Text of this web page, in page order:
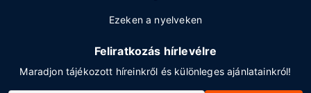
Ezeken a nyelveken
Feliratkozás hírlevélre
Maradjon tájékozott híreinkről és különleges ajánlatainkról!